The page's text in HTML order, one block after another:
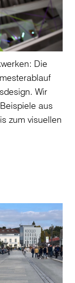
Die
Wir
aus
zum visuellen